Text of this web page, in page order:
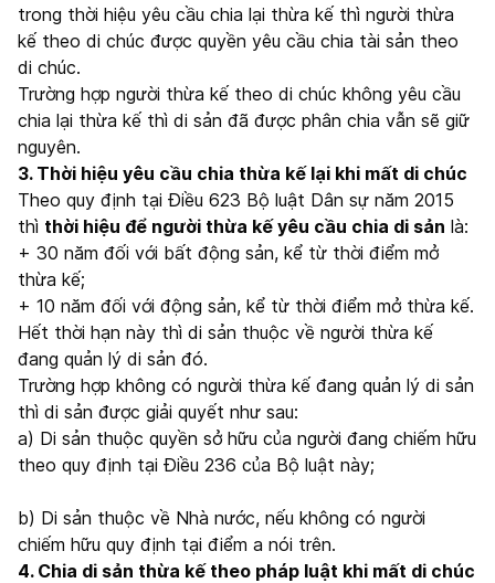
trong thời hiệu yêu cầu chia lại thừa kế thì người thừa
kế theo di chúc được quyền yêu cầu chia tài sản theo
di chúc.
Trường hợp người thừa kế theo di chúc không yêu cầu
chia lại thừa kế thì di sản đã được phân chia vẫn sẽ giữ
nguyên.
3. Thời hiệu yêu cầu chia thừa kế lại khi mất di chúc
Theo quy định tại Điều 623 Bộ luật Dân sự năm 2015
thì thời hiệu để người thừa kế yêu cầu chia di sản là:
+ 30 năm đối với bất động sản, kể từ thời điểm mở
thừa kế;
+ 10 năm đối với động sản, kể từ thời điểm mở thừa kế.
Hết thời hạn này thì di sản thuộc về người thừa kế
đang quản lý di sản đó.
Trường hợp không có người thừa kế đang quản lý di sản
thì di sản được giải quyết như sau:
a) Di sản thuộc quyền sở hữu của người đang chiếm hữu
theo quy định tại Điều 236 của Bộ luật này;
b) Di sản thuộc về Nhà nước, nếu không có người
chiếm hữu quy định tại điểm a nói trên.
4. Chia di sản thừa kế theo pháp luật khi mất di chúc